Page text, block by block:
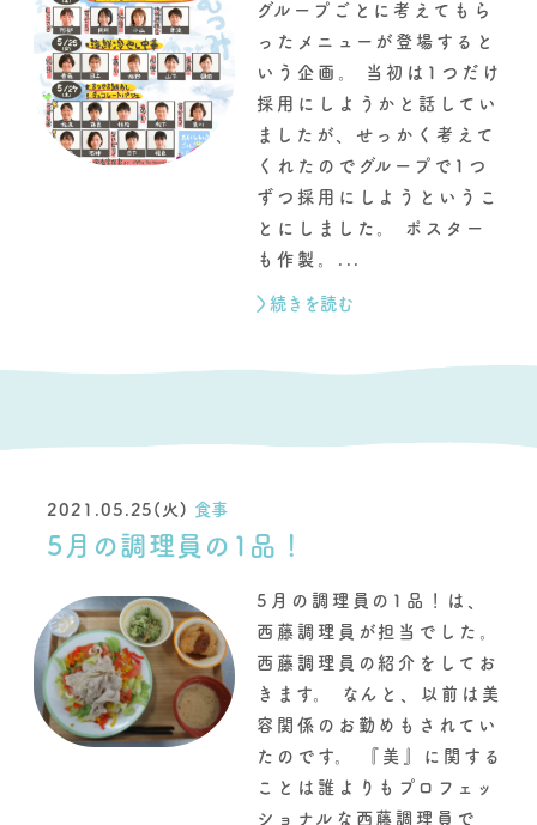
グループごとに考えてもら
ったメニューが登場すると
いう企画。 当初は1つだけ
採用にしようかと話してい
ましたが、せっかく考えて
くれたのでグループで1つ
ずつ採用にしようというこ
とにしました。 ポスター
も作製。...
続きを読む
2021.05.25(火) 食事
5月の調理員の1品！
5月の調理員の1品！は、
西藤調理員が担当でした。
西藤調理員の紹介をしてお
きます。 なんと、以前は美
容関係のお勤めもされてい
たのです。 『美』に関する
ことは誰よりもプロフェッ
ショナルな西藤調理員で